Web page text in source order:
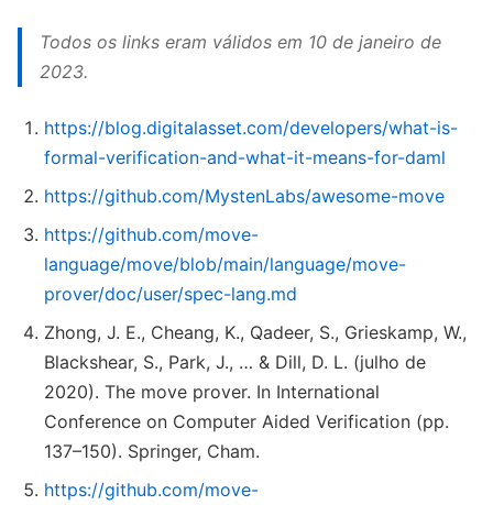
Todos os links eram válidos em 10 de janeiro de
2023.
https://blog.digitalasset.com/developers/what-is-
formal-verification-and-what-it-means-for-daml
https://github.com/MystenLabs/awesome-move
https://github.com/move-
language/move/blob/main/language/move-
prover/doc/user/spec-lang.md
Zhong, J. E., Cheang, K., Qadeer, S., Grieskamp, W.,
Blackshear, S., Park, J., … & Dill, D. L. (julho de
2020). The move prover. In International
Conference on Computer Aided Verification (pp.
137–150). Springer, Cham.
https://github.com/move-